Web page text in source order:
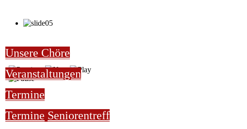
Unsere Chöre
Veranstaltungen
Termine
Termine Seniorentreff